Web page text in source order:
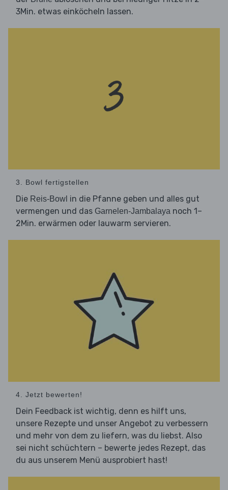
3Min. etwas einköcheln lassen.
3. Bowl fertigstellen
Die Reis-Bowl in die Pfanne geben und alles gut
vermengen und das Garnelen-Jambalaya noch 1–
2Min. erwärmen oder lauwarm servieren.
4. Jetzt bewerten!
Dein Feedback ist wichtig, denn es hilft uns,
unsere Rezepte und unser Angebot zu verbessern
und mehr von dem zu liefern, was du liebst. Also
sei nicht schüchtern – bewerte jedes Rezept, das
du aus unserem Menü ausprobiert hast!